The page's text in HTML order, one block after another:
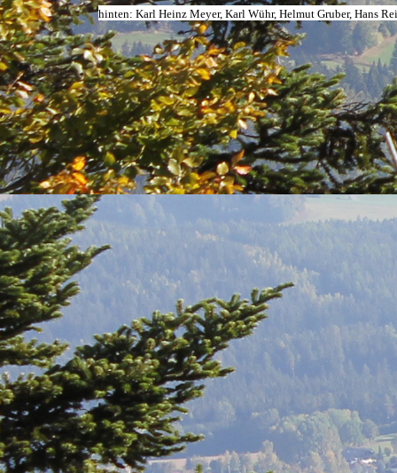
hinten: Karl Heinz Meyer, Karl Wühr, Helmut Gruber, Hans